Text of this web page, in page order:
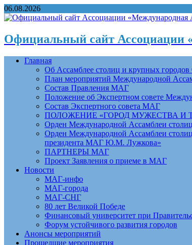
06.08.2026
Официальный сайт Ассоциации
Главная
Об Ассамблее столиц и крупных
План мероприятий Международной
Состав Правления МАГ
Положение об Экспертном совете
Состав Экспертного совета МАГ
ПОЛОЖЕНИЕ «ГОРОД МУЖЕСТВА И
Орден Международной Ассамблеи
Орден Международной Ассамблеи
президента МАГ Ю.М. Лужкова»
ПАРТНЕРЫ МАГ
Проект Заявления о приеме в МАГ
Новости
МАГ-инфо
МАГ-города
МАГ-СНГ
80 лет Великой Победе
Финансовый университет при
Форум устойчивого развития городов
Анонсы мероприятий
Прошедшие мероприятия